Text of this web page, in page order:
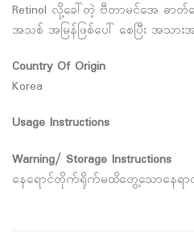
Retinol လို့ခေါ်တဲ့ ဗီတာမင်အေ ဓာ
အသစ် အမြန်ဖြစ်ပေါ် စေပြီး အသား
Country Of Origin
Korea
Usage Instructions
Warning/ Storage Instructions
နေရောင်တိုက်ရိုက်မထိတွေ့သောနေရာ